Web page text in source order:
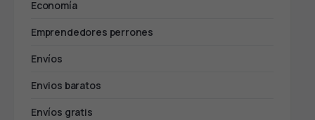
Economía
Emprendedores perrones
Envíos
Envios baratos
Envíos gratis